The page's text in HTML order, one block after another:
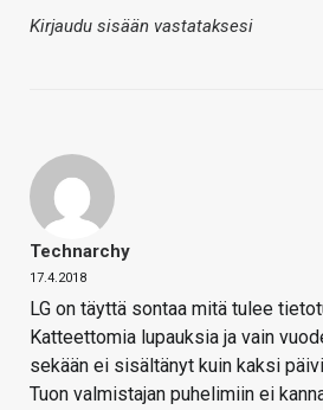
Kirjaudu sisään vastataksesi
Technarchy
17.4.2018
LG on täyttä sontaa mitä tulee
Katteettomia lupauksia ja vain
sekään ei sisältänyt kuin kaksi
Tuon valmistajan puhelimiin ei